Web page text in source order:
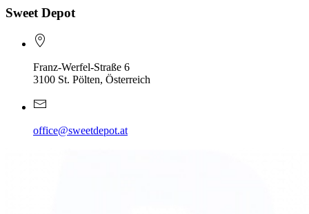
Sweet Depot
Franz-Werfel-Straße 6
3100 St. Pölten, Österreich
office@sweetdepot.at